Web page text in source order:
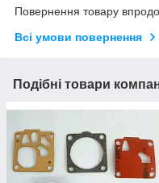
Повернення товару
Всі умови повернення
Подібні товари